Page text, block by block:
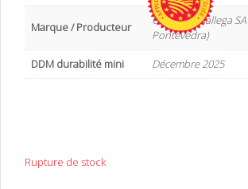
Marque / Producteur
Conserva Gallega
Pontevedra)
DDM durabilité mini
Décembre 2025
Rupture de stock